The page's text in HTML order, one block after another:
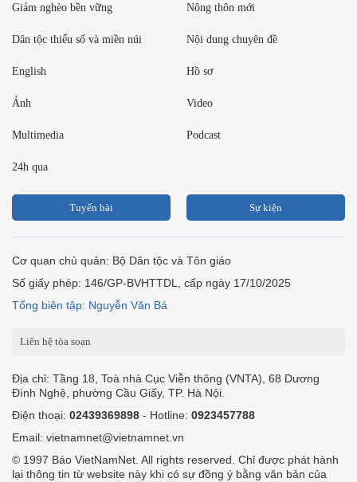
Giảm nghèo bền vững Nông thôn mới
Dân tộc thiểu số và miền núi Nội dung chuyên đề
English Hồ sơ
Ảnh Video
Multimedia Podcast
24h qua
Tuyến bài Sự kiện
Cơ quan chủ quản: Bộ Dân tộc và Tôn giáo
Số giấy phép: 146/GP-BVHTTDL, cấp ngày 17/10/2025
Tổng biên tập: Nguyễn Văn Bá
Liên hệ tòa soạn
Địa chỉ: Tầng 18, Toà nhà Cục Viễn thông (VNTA), 68 Dương
Đình Nghệ, phường Cầu Giấy, TP. Hà Nội.
Điện thoại: 02439369898 - Hotline: 0923457788
Email: vietnamnet@vietnamnet.vn
© 1997 Báo VietNamNet. All rights reserved. Chỉ được phát hành
lại thông tin từ website này khi có sự đồng ý bằng văn bản của